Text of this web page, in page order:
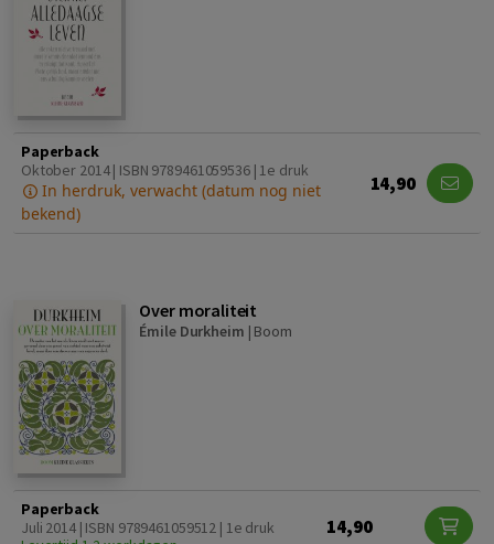
Paperback
Oktober 2014 | ISBN 9789461059536 | 1e druk
In herdruk, verwacht (datum nog niet
bekend)
14,90
Over moraliteit
Émile Durkheim | Boom
Paperback
Juli 2014 | ISBN 9789461059512 | 1e druk
14,90